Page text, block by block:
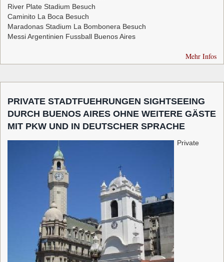
River Plate Stadium Besuch
Caminito La Boca Besuch
Maradonas Stadium La Bombonera Besuch
Messi Argentinien Fussball Buenos Aires
Mehr Infos
PRIVATE STADTFUEHRUNGEN SIGHTSEEING
DURCH BUENOS AIRES OHNE WEITERE GÄSTE
MIT PKW UND IN DEUTSCHER SPRACHE
Private